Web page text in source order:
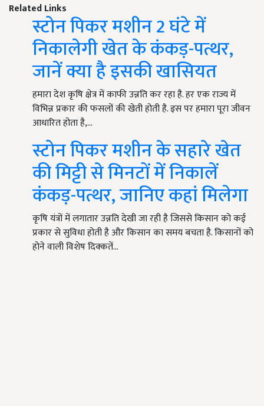
Related Links
स्टोन पिकर मशीन 2 घंटे में
निकालेगी खेत के कंकड़-पत्थर,
जानें क्या है इसकी खासियत
हमारा देश कृषि क्षेत्र में काफी उन्नति कर रहा है. हर एक राज्य में
विभिन्न प्रकार की फसलों की खेती होती है. इस पर हमारा पूरा जीवन
आधारित होता है,…
स्टोन पिकर मशीन के सहारे खेत
की मिट्टी से मिनटों में निकालें
कंकड़-पत्थर, जानिए कहां मिलेगा
कृषि यंत्रों में लगातार उन्नति देखी जा रही है जिससे किसान को कई
प्रकार से सुविधा होती है और किसान का समय बचता है. किसानों को
होने वाली विशेष दिक्कतें…